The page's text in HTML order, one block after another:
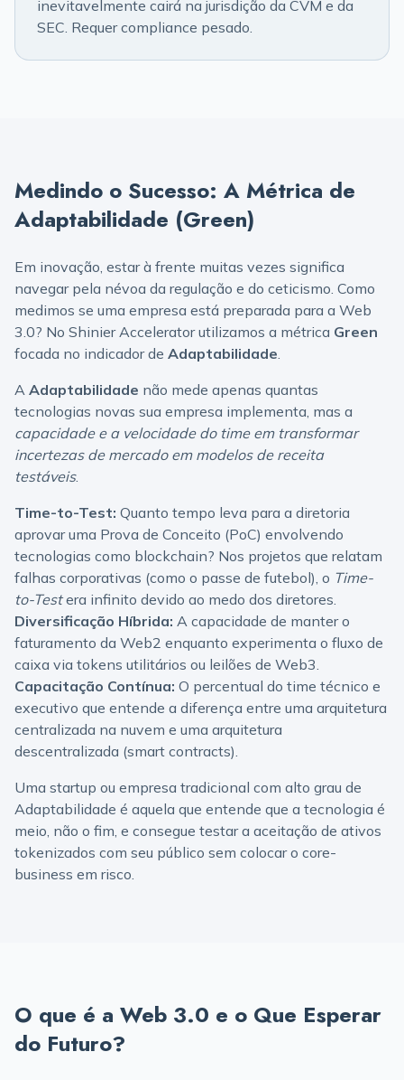
inevitavelmente cairá na jurisdição da CVM e da
SEC. Requer compliance pesado.
Medindo o Sucesso: A Métrica de
Adaptabilidade (Green)
Em inovação, estar à frente muitas vezes significa
navegar pela névoa da regulação e do ceticismo. Como
medimos se uma empresa está preparada para a Web
3.0? No Shinier Accelerator utilizamos a métrica Green
focada no indicador de Adaptabilidade
A Adaptabilidade não mede apenas quantas
tecnologias novas sua empresa implementa, mas a
capacidade e a velocidade do time em transformar
incertezas de mercado em modelos de receita
testáveis.
Time-to-Test: Quanto tempo leva para a diretoria
aprovar uma Prova de Conceito (PoC) envolvendo
tecnologias como blockchain? Nos projetos que relatam
falhas corporativas (como o passe de futebol), o Time-
to-Testera infinito devido ao medo dos diretores.
Diversificação Híbrida: A capacidade de manter o
faturamento da Web2 enquanto experimenta o fluxo de
caixa via tokens utilitários ou leilões de Web3.
Capacitação Contínua: O percentual do time técnico e
executivo que entende a diferença entre uma arquitetura
centralizada na nuvem e uma arquitetura
descentralizada (smart contracts).
Uma startup ou empresa tradicional com alto grau de
Adaptabilidade é aquela que entende que a tecnologia é
meio, não o fim, e consegue testar a aceitação de ativos
tokenizados com seu público sem colocar o core-
business em risco.
O que é a Web 3.0 e o Que Esperar
do Futuro?